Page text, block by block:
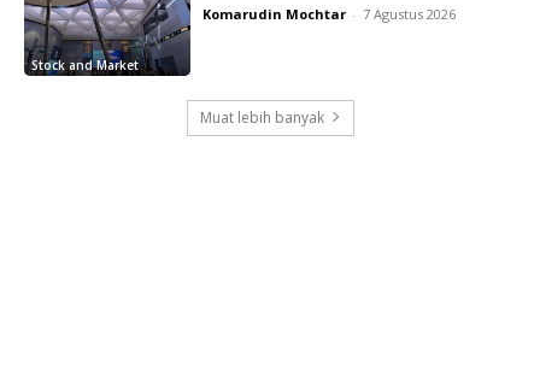
Stock and Market
Komarudin Mochtar - 7 Agustus 2026
Muat lebih banyak